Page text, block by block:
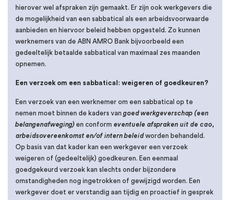
hierover wel afspraken zijn gemaakt. Er zijn ook werkgevers die
de mogelijkheid van een sabbatical als een arbeidsvoorwaarde
aanbieden en hiervoor beleid hebben opgesteld. Zo kunnen
werknemers van de ABN AMRO Bank bijvoorbeeld een
gedeeltelijk betaalde sabbatical van maximaal zes maanden
opnemen.
Een verzoek om een sabbatical: weigeren of goedkeuren?
Een verzoek van een werknemer om een sabbatical op te
nemen moet binnen de kaders van goed werkgeverschap (een
belangenafweging) en conform eventuele afspraken uit de cao,
arbeidsovereenkomst en/of intern beleidworden behandeld.
Op basis van dat kader kan een werkgever een verzoek
weigeren of (gedeeltelijk) goedkeuren. Een eenmaal
goedgekeurd verzoek kan slechts onder bijzondere
omstandigheden nog ingetrokken of gewijzigd worden. Een
werkgever doet er verstandig aan tijdig en proactief in gesprek